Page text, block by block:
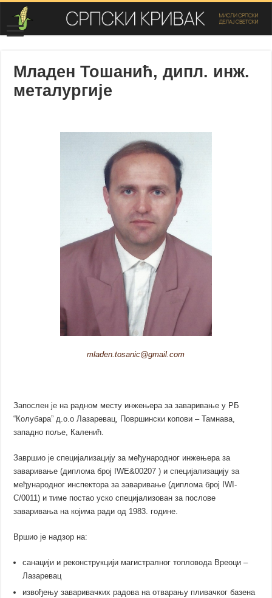
Младен Тошанић, дипл. инж.
металургије
mladen.tosanic@gmail.com
Запослен је на радном месту инжењера за заваривање у РБ
“Колубара” д.о.о Лазаревац, Површински копови – Тамнава,
западно поље, Каленић.
Завршио је специјализацију за међународног инжењера за
заваривање (диплома број IWE&00207 ) и специјализацију за
међународног инспектора за заваривање (диплома број IWI-
C/0011) и тиме постао уско специјализован за послове
заваривања на којима ради од 1983. године.
Вршио је надзор на:
санацији и реконструкцији магистралног топловода Вреоци –
Лазаревац
извођењу заваривачких радова на отварању пливачког базена